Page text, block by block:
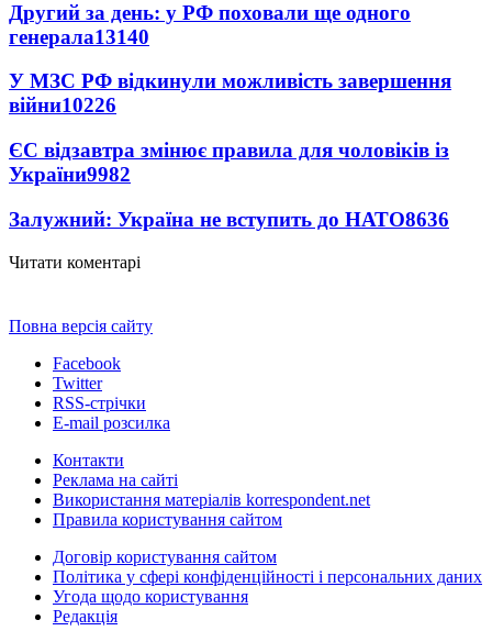
Другий за день: у РФ поховали ще одного
генерала13140
У МЗС РФ відкинули можливість завершення
війни10226
ЄС відзавтра змінює правила для чоловіків із
України9982
Залужний: Україна не вступить до НАТО8636
Читати коментарі
Повна версія сайту
Facebook
Twitter
RSS-стрічки
E-mail розсилка
Контакти
Реклама на сайті
Використання матеріалів korrespondent.net
Правила користування сайтом
Договір користування сайтом
Політика у сфері конфіденційності і персональних даних
Угода щодо користування
Редакція